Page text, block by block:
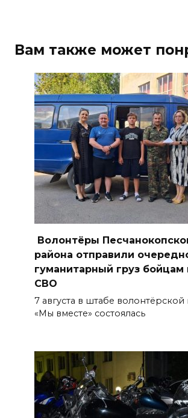
августа
08 августа 2026 09:23
Ночью дежурными
ПВО перехвачены и
уничтожены 397
беспилотников
08 августа 2026 09:19
Более 30 БПЛА сбили
пяти районах Ростовской
07 августа 2026 23:00
Дабы счастье семейное
сберечь – спрячьте
сорванное яблоко:
07 августа 2026 22:04
В Железнодорожном
Ростова-на-Дону на
отключат воду из-за
Вам также может
Волонтёры
района отправили
гуманитарный груз бойцам
СВО
7 августа в штабе волонтёрской
«Мы вместе» состоялась